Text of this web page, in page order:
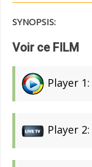
SYNOPSIS:
Voir ce FILM
Player 1:
Player 2: